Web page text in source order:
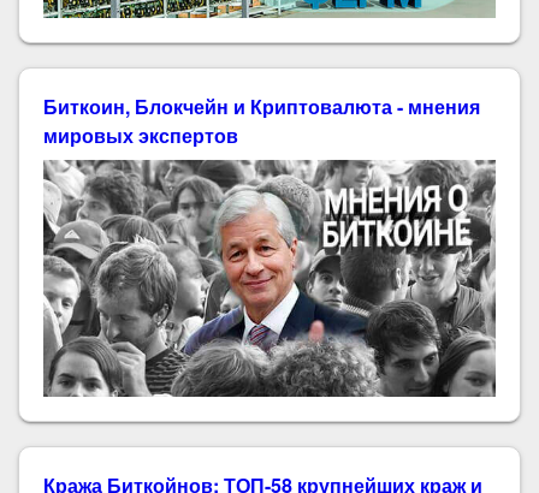
Биткоин, Блокчейн и Криптовалюта - мнения
мировых экспертов
Кража Биткойнов: ТОП-58 крупнейших краж и